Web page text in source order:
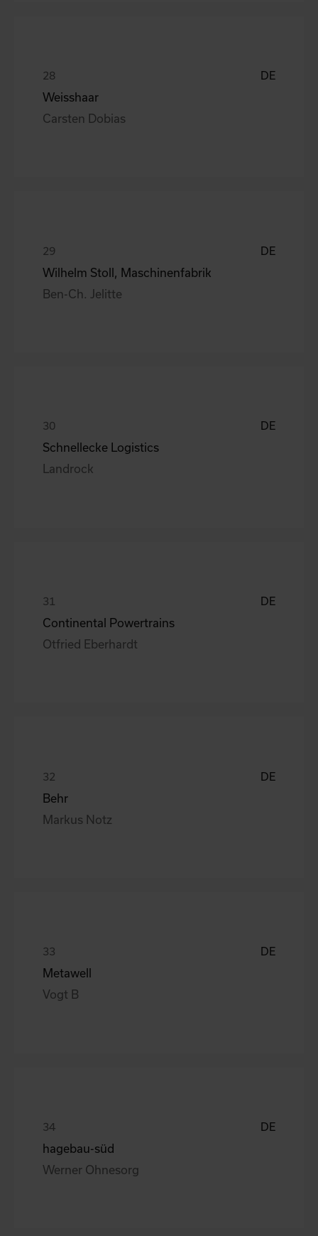
DE
Weisshaar
Carsten Dobias
DE
Wilhelm Stoll, Maschinenfabrik
Ben-Ch. Jelitte
DE
Schnellecke Logistics
Landrock
DE
Continental Powertrains
Otfried Eberhardt
DE
Behr
Markus Notz
DE
Metawell
Vogt B
DE
hagebau-süd
Werner Ohnesorg